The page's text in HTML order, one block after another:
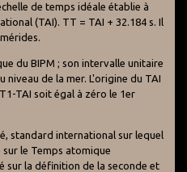
de temps idéale établie à
(TAI). TT = TAI + 32.184 s. Il
du BIPM ; son intervalle unitaire
niveau de la mer. L'origine du TAI
TAI soit égal à zéro le 1er
standard international sur lequel
sur le Temps atomique
sur la définition de la seconde et